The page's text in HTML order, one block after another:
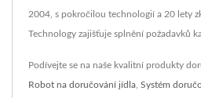
2004, s pokročilou technologií a 20 lety
Technology zajišťuje splnění požadavků
Podívejte se na naše kvalitní produkty
Robot na doručování jídla Systém